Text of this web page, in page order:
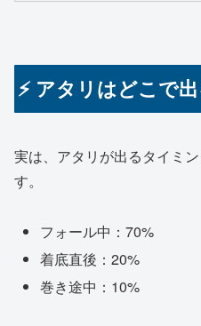
⚡ アタリはどこで
実は、アタリが出るタイミ
す。
フォール中：70%
着底直後：20%
巻き途中：10%